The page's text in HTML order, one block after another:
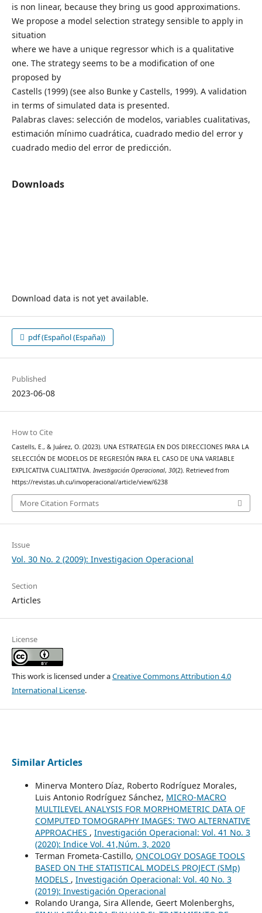
is non linear, because they bring us good approximations.
We propose a model selection strategy sensible to apply in
situation
where we have a unique regressor which is a qualitative
one. The strategy seems to be a modification of one
proposed by
Castells (1999) (see also Bunke y Castells, 1999). A validation
in terms of simulated data is presented.
Palabras claves: selección de modelos, variables cualitativas,
estimación mínimo cuadrática, cuadrado medio del error y
cuadrado medio del error de predicción.
Downloads
Download data is not yet available.
pdf (Español (España))
Published
2023-06-08
How to Cite
Castells, E., & Juárez, O. (2023). UNA ESTRATEGIA EN DOS DIRECCIONES PARA LA
SELECCIÓN DE MODELOS DE REGRESIÓN PARA EL CASO DE UNA VARIABLE
EXPLICATIVA CUALITATIVA. Investigación Operacional, 30(2). Retrieved from
https://revistas.uh.cu/invoperacional/article/view/6238
More Citation Formats
Issue
Vol. 30 No. 2 (2009): Investigacion Operacional
Section
Articles
License
This work is licensed under aCreative Commons Attribution 4.0
International License.
Similar Articles
Minerva Montero Díaz, Roberto Rodríguez Morales,
Luis Antonio Rodríguez Sánchez, MICRO-MACRO
MULTILEVEL ANALYSIS FOR MORPHOMETRIC DATA OF
COMPUTED TOMOGRAPHY IMAGES: TWO ALTERNATIVE
APPROACHES , Investigación Operacional: Vol. 41 No. 3
(2020): Indice Vol. 41,Núm. 3, 2020
Terman Frometa-Castillo, ONCOLOGY DOSAGE TOOLS
BASED ON THE STATISTICAL MODELS PROJECT (SMp)
MODELS , Investigación Operacional: Vol. 40 No. 3
(2019): Investigación Operacional
Rolando Uranga, Sira Allende, Geert Molenberghs,